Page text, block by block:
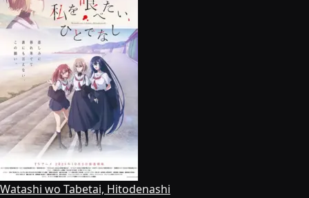
Watashi wo Tabetai, Hitodenashi